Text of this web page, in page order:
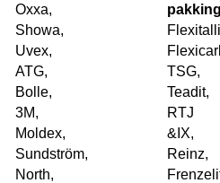
Oxxa,
Showa,
Uvex,
ATG,
Bolle,
3M,
Moldex,
Sundström,
North,
TSG,
Teadit,
RTJ
&IX,
Reinz,